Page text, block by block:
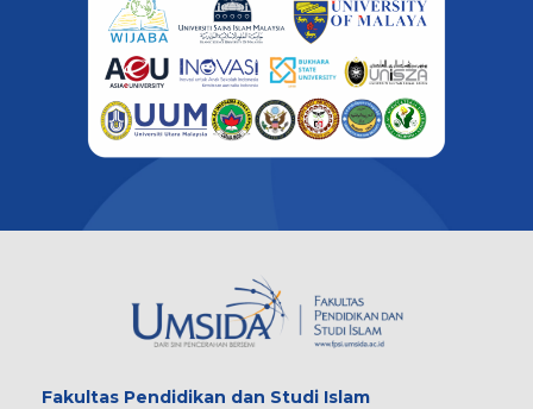
Fakultas Pendidikan dan Studi Islam